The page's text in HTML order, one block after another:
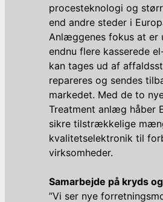
procesteknologi og
end andre steder i
Anlæggenes fokus at er
endnu flere kasserede
kan tages ud af
repareres og sendes
markedet. Med de to
Treatment anlæg håber
sikre tilstrækkelige
kvalitetselektronik til
virksomheder.
Samarbejde på kryds
”Vi ser nye